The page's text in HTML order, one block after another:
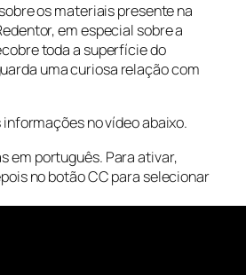
os materiais presente na
em especial sobre a
toda a superfície do
uma curiosa relação com
no vídeo abaixo.
em português. Para ativar,
no botão CC para selecionar